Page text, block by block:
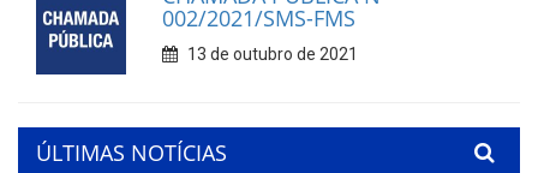
002/2021/SMS-FMS
13 de outubro de 2021
ÚLTIMAS NOTÍCIAS